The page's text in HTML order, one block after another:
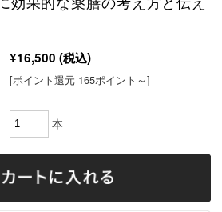
¥16,500 (税込)
[ポイント還元 165ポイント～]
本